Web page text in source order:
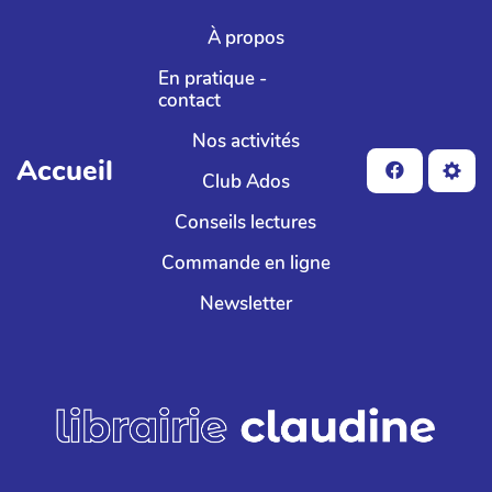
Aller au contenu principal
Accueil
À propos
En pratique -
contact
Nos activités
Club Ados
Conseils lectures
Commande en ligne
Newsletter